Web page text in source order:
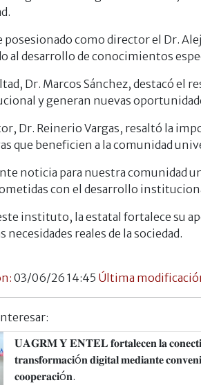
posesionado como director el Dr.
desarrollo de conocimientos
Dr. Marcos Sánchez, destacó
y generan nuevas
Dr. Reinerio Vargas, resaltó la
que beneficien a la comunidad
noticia para nuestra comunidad
con el desarrollo
instituto, la estatal fortalece su
reales de la sociedad.
03/06/26 14:45 Última
𝐔𝐀𝐆𝐑𝐌 𝐘 𝐄𝐍𝐓𝐄𝐋 𝐟𝐨𝐫𝐭𝐚𝐥𝐞𝐜𝐞𝐧 𝐥𝐚
𝐭𝐫𝐚𝐧𝐬𝐟𝐨𝐫𝐦𝐚𝐜𝐢ó𝐧 𝐝𝐢𝐠𝐢𝐭𝐚𝐥 𝐦𝐞𝐝𝐢𝐚𝐧𝐭𝐞
𝐜𝐨𝐨𝐩𝐞𝐫𝐚𝐜𝐢ó𝐧.